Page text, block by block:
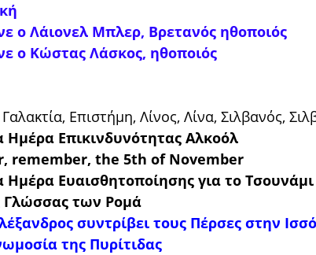
ο Λάιονελ Μπλερ, Βρετανός ηθοποιός
ο Κώστας Λάσκος, ηθοποιός
Επιστήμη, Λίνος, Λίνα, Σιλβανός,
Ημέρα Επικινδυνότητας Αλκοόλ
remember, the 5th of November
Ημέρα Ευαισθητοποίησης για το Τσουνάμι
Γλώσσας των Ρομά
συντρίβει τους Πέρσες στην
της Πυρίτιδας